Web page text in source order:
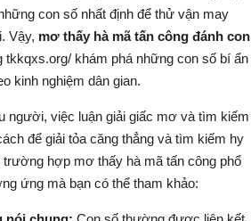
con số nhất định để thử vận may
Vậy, mơ thấy hà mã tấn công đánh con
tkkqxs.org/ khám phá những con số bí ẩn
kinh nghiệm dân gian.
người, việc luận giải giấc mơ và tìm kiếm
để giải tỏa căng thẳng và tìm kiếm hy
hợp mơ thấy hà mã tấn công phổ
ứng mà bạn có thể tham khảo: